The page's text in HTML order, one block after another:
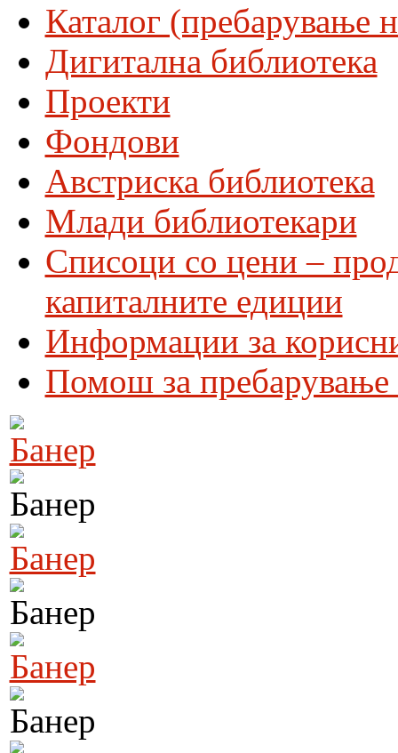
Каталог (пребарување
Дигитална библиотека
Проекти
Фондови
Австриска библиотека
Млади библиотекари
Списоци со цени –
капиталните едиции
Информации за
Помош за